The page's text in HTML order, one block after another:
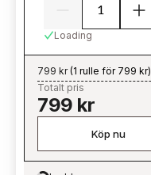
Loading
799 kr(1 rulle för 799 kr)
Totalt pris
799 kr
Köp nu